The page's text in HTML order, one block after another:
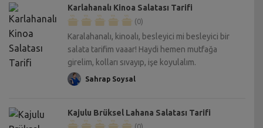
Karlahanalı Kinoa Salatası Tarifi
(0)
Karalahanalı, kinoalı, besleyici mi besleyici bir
salata tarifim vaaar! Haydi hemen mutfağa
girelim, kolları sıvayıp, işe koyulalım.
Sahrap Soysal
Kajulu Brüksel Lahana Salatası Tarifi
(0)